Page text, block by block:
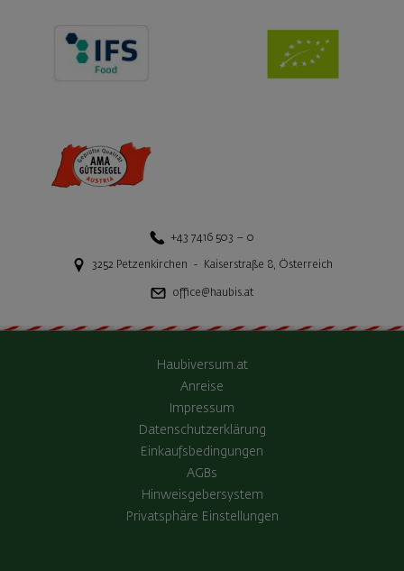
+43 7416 503 – 0
3252 Petzenkirchen - Kaiserstraße 8, Österreich
office@haubis.at
Haubiversum.at
Anreise
Impressum
Datenschutzerklärung
Einkaufsbedingungen
AGBs
Hinweisgebersystem
Privatsphäre Einstellungen